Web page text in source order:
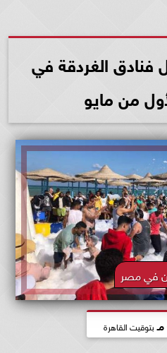
فنادق الغردقة في
من مايو
في مصر
بتوقيت القاهرة